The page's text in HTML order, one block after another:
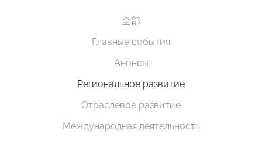
全部
Главные события
Анонсы
Региональное развитие
Отраслевое развитие
Международная деятельность